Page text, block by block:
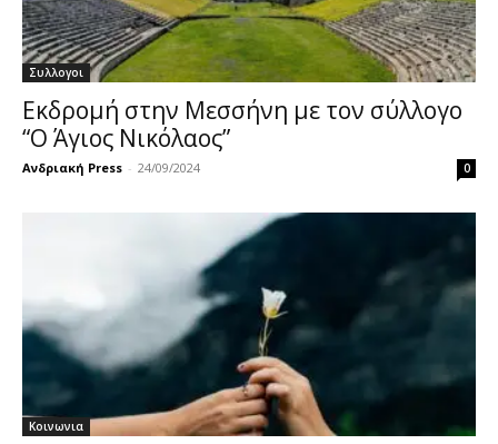
Συλλογοι
Εκδρομή στην Μεσσήνη με τον σύλλογο
“Ο Άγιος Νικόλαος”
Ανδριακή Press - 24/09/2024 0
Κοινωνια